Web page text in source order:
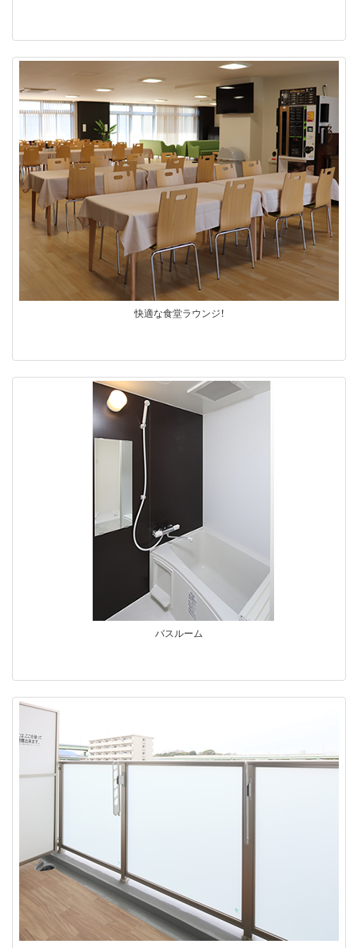
快適な食堂ラウンジ！
バスルーム